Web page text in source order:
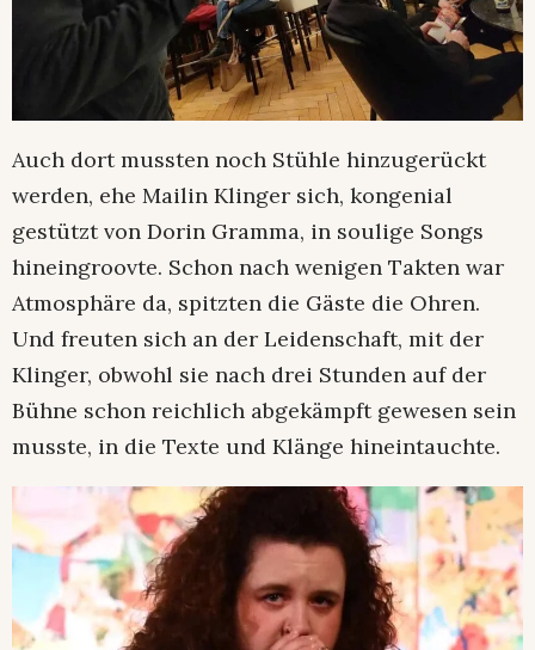
Auch dort mussten noch Stühle hinzugerückt
werden, ehe Mailin Klinger sich, kongenial
gestützt von Dorin Gramma, in soulige Songs
hineingroovte. Schon nach wenigen Takten war
Atmosphäre da, spitzten die Gäste die Ohren.
Und freuten sich an der Leidenschaft, mit der
Klinger, obwohl sie nach drei Stunden auf der
Bühne schon reichlich abgekämpft gewesen sein
musste, in die Texte und Klänge hineintauchte.